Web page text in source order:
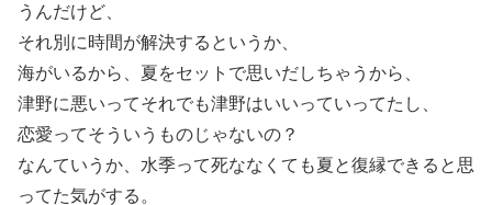
うんだけど、
それ別に時間が解決するというか、
海がいるから、夏をセットで思いだしちゃうから、
津野に悪いってそれでも津野はいいっていってたし、
恋愛ってそういうものじゃないの？
なんていうか、水季って死ななくても夏と復縁できると思
ってた気がする。